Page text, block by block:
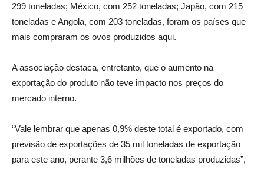
299 toneladas; México, com 252 toneladas; Japão, com 215
toneladas e Angola, com 203 toneladas, foram os países que
mais compraram os ovos produzidos aqui.
A associação destaca, entretanto, que o aumento na
exportação do produto não teve impacto nos preços do
mercado interno.
“Vale lembrar que apenas 0,9% deste total é exportado, com
previsão de exportações de 35 mil toneladas de exportação
para este ano, perante 3,6 milhões de toneladas produzidas”,